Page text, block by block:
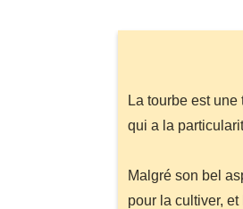
La tourbe est
qui a la
Malgré son bel
pour la cultiver, et